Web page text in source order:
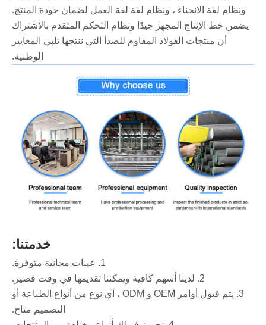
ونظام لفة الانحناء ، ونظام لفة لفة العمل لضمان جودة المنتج.
يضمن خط الإنتاج المجهز جيدًا ونظام التحكم المتقدم بالاشتراك
أن منتجات الفولاذ المقاوم للصدأ التي ننتجها تلبي المعايير
الوطنية.
خدمتنا:
1. عينات مجانية متوفرة.
2. لدينا أسهم كافية ويمكننا تقديمها في وقت قصير.
3. يتم قبول أوامر OEM و ODM ، أي نوع من أنواع الطباعة أو
التصميم متاح.